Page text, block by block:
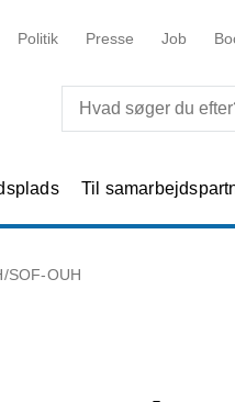
Politik Presse Job
Til
SOF-OUH